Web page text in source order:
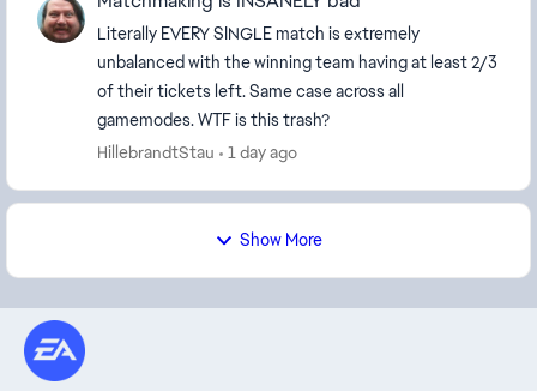
Literally EVERY SINGLE match is extremely
unbalanced with the winning team having at least 2/3
of their tickets left. Same case across all
gamemodes. WTF is this trash?
HillebrandtStau
1 day ago
Show More